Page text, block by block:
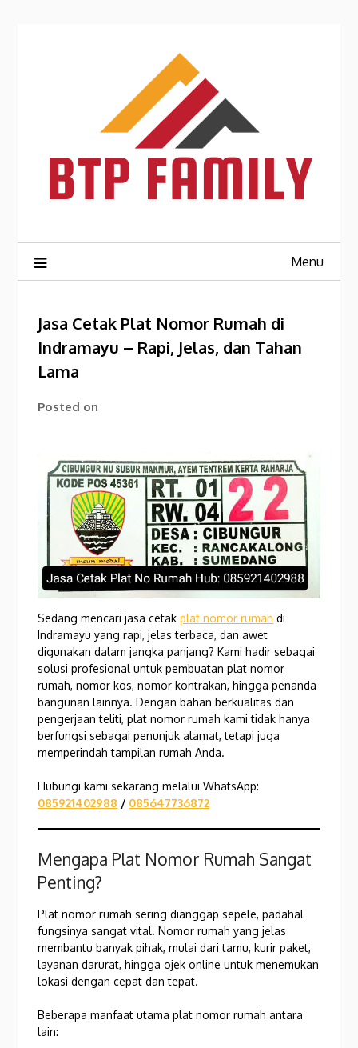
Menu
Jasa Cetak Plat Nomor Rumah di
Indramayu – Rapi, Jelas, dan Tahan
Lama
Posted on
Sedang mencari jasa cetakplat nomor rumah di
Indramayu yang rapi, jelas terbaca, dan awet
digunakan dalam jangka panjang? Kami hadir sebagai
solusi profesional untuk pembuatan plat nomor
rumah, nomor kos, nomor kontrakan, hingga penanda
bangunan lainnya. Dengan bahan berkualitas dan
pengerjaan teliti, plat nomor rumah kami tidak hanya
berfungsi sebagai penunjuk alamat, tetapi juga
memperindah tampilan rumah Anda.
Hubungi kami sekarang melalui WhatsApp:
085921402988 / 085647736872
Mengapa Plat Nomor Rumah Sangat
Penting?
Plat nomor rumah sering dianggap sepele, padahal
fungsinya sangat vital. Nomor rumah yang jelas
membantu banyak pihak, mulai dari tamu, kurir paket,
layanan darurat, hingga ojek online untuk menemukan
lokasi dengan cepat dan tepat.
Beberapa manfaat utama plat nomor rumah antara
lain: